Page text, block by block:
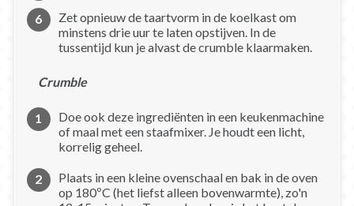
Zet opnieuw de taartvorm in de koelkast om
minstens drie uur te laten opstijven. In de
tussentijd kun je alvast de crumble klaarmaken.
Crumble
Doe ook deze ingrediënten in een keukenmachine
of maal met een staafmixer. Je houdt een licht,
korrelig geheel.
Plaats in een kleine ovenschaal en bak in de oven
op 180ºC (het liefst alleen bovenwarmte), zo'n